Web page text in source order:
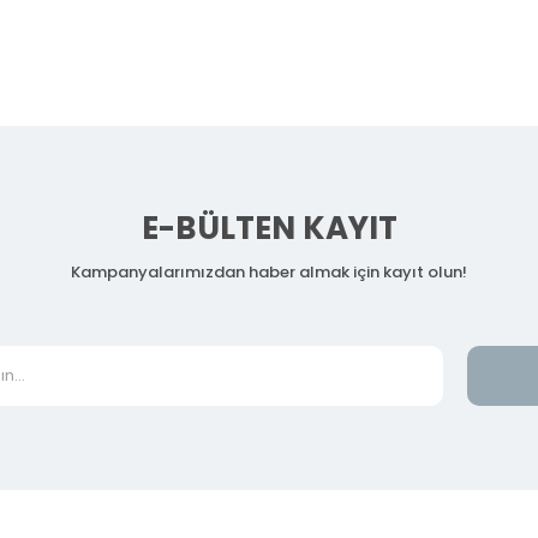
E-BÜLTEN KAYIT
Kampanyalarımızdan haber almak için kayıt olun!